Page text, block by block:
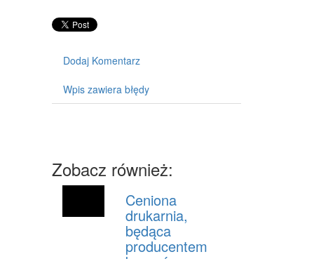
TRANSPORT
USŁUGI MOTORYZACYJNE
SALONY, KOMISY
PUBLIC RELATIONS
Dodaj Komentarz
Wpis zawiera błędy
Zobacz również:
Ceniona
drukarnia,
będąca
producentem